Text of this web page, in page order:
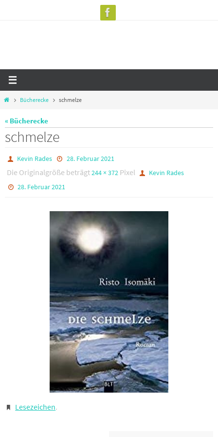
StartBücherecke schmelze
« Bücherecke
schmelze
Kevin Rades 28. Februar 2021
Die Originalgröße beträgt244 × 372 Pixel
Kevin Rades
28. Februar 2021
Lesezeichen.